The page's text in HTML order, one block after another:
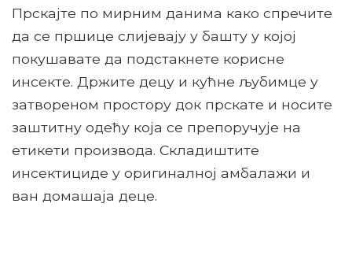
Прскајте по мирним данима како спречите
да се пршице слијевају у башту у којој
покушавате да подстакнете корисне
инсекте. Држите децу и кућне љубимце у
затвореном простору док прскате и носите
заштитну одећу која се препоручује на
етикети производа. Складиштите
инсектициде у оригиналној амбалажи и
ван домашаја деце.